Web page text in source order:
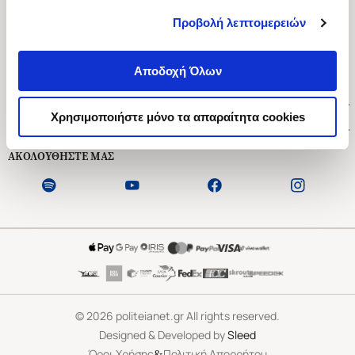
Προβολή λεπτομερειών
Αποδοχή Όλων
Χρησιμοποιήστε μόνο τα απαραίτητα cookies
Ασκληπιού 1-3, Αθήνα 106 79
Δευτέρα - Παρασκευή 09:00-21:00
Εξυπηρέτηση Πελατών
ΑΚΟΛΟΥΘΗΣΤΕ ΜΑΣ
©2026 politeianet.gr All rights reserved.
Designed & Developed bySleed